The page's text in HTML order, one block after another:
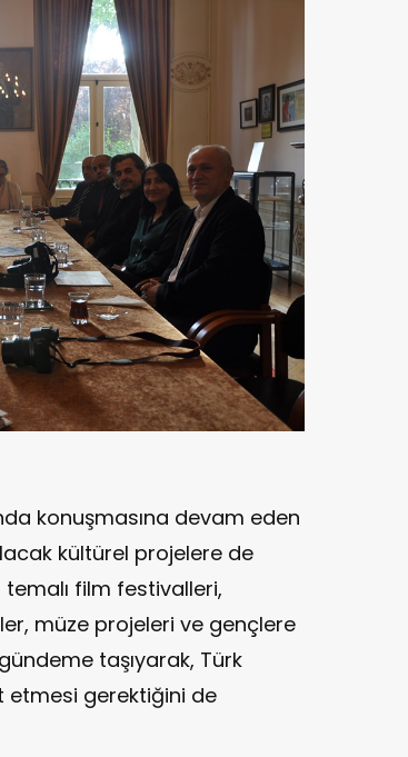
konuşmasına devam eden
kültürel projelere de
film festivalleri,
müze projeleri ve gençlere
taşıyarak, Türk
etmesi gerektiğini de